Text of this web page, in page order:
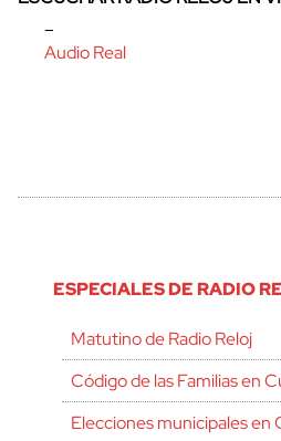
–
Audio Real
ESPECIALES DE RADIO
Matutino de Radio Reloj
Código de las Familias en
Elecciones municipales en